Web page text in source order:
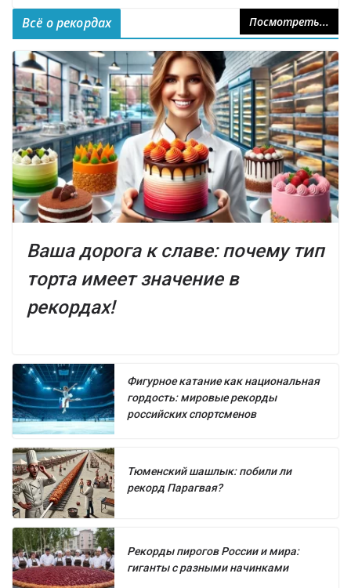
Всё о рекордах Посмотреть...
Ваша дорога к славе: почему тип
торта имеет значение в
рекордах!
Фигурное катание как национальная
гордость: мировые рекорды
российских спортсменов
Тюменский шашлык: побили ли
рекорд Парагвая?
Рекорды пирогов России и мира:
гиганты с разными начинками